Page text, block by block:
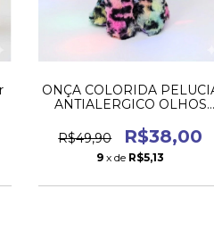
ONÇA COLORIDA
ANTIALERGICO OLHOS
R$49,90
R$38,00
9 x de R$5,13